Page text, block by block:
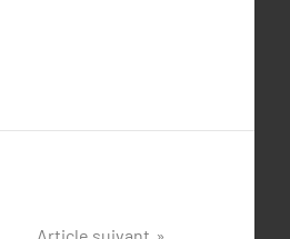
Article suivant